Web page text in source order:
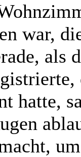
war,
als
hatte,